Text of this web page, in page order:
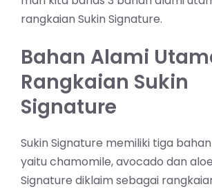
rangkaian Sukin Signature.
Bahan Alami
Rangkaian Sukin
Signature
Sukin Signature memiliki tiga
yaitu chamomile, avocado dan
Signature diklaim sebagai